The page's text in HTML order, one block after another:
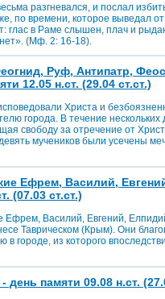
разгневался, и послал
по времени, которое выведал от
глас в Раме слышен, плач и
нет». (Мф. 2: 16-18).
Руф, Антипатр,
12.05 н.ст. (29.04 ст.ст.)
Христа и
города. В течение
свободу за отречение от
мучеников были усечены
Ефрем, Василий,
(07.03 ст.ст.)
Ефрем, Василий, Евгений,
Таврическом (Крым). Они
городе, из которого
памяти 09.08 н.ст.